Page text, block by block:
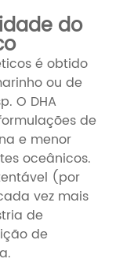
do
é obtido
ou de
O DHA
de
e menor
oceânicos.
(por
vez mais
de
de